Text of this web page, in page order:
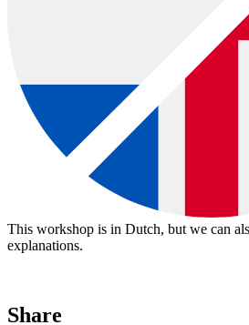
download: Nederlandstalige bon
Voorbeelden van creatieve workshops tot
This workshop is in Dutch, but we can
explanations.
Share